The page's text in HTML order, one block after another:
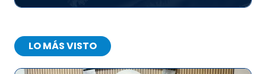
LO MÁS VISTO